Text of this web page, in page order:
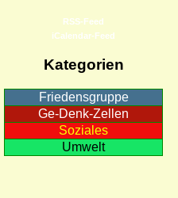
RSS-Feed
iCalendar-Feed
Kategorien
Friedensgruppe
Ge-Denk-Zellen
Soziales
Umwelt